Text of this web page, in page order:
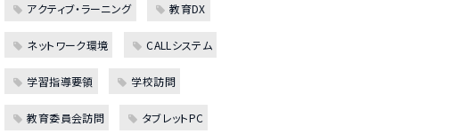
アクティブ・ラーニング 教育DX
ネットワーク環境 CALLシステム
学習指導要領 学校訪問
教育委員会訪問 タブレットPC